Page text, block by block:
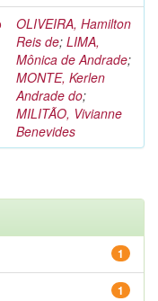
OLIVEIRA, Hamilton
Reis de; LIMA,
Mônica de Andrade;
MONTE, Kerlen
Andrade do;
MILITÃO, Vivianne
Benevides
1
1